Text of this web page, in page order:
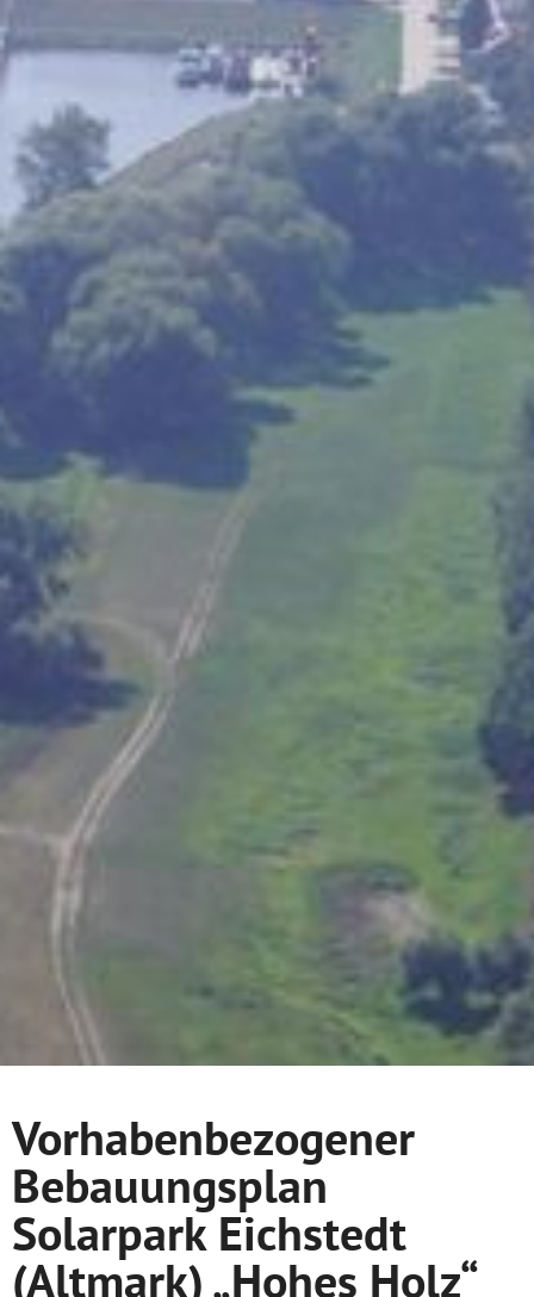
Vorhabenbezogener
Bebauungsplan
Solarpark Eichstedt
(Altmark) „Hohes Holz“